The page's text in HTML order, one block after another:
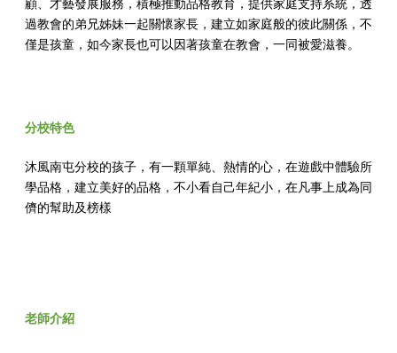
顧、才藝發展服務，積極推動品格教育，提供家庭支持系統，透
過教會的弟兄姊妹一起關懷家長，建立如家庭般的彼此關係，不
僅是孩童，如今家長也可以因著孩童在教會，一同被愛滋養。
分校特色
沐風南屯分校的孩子，有一顆單純、熱情的心，在遊戲中體驗所
學品格，建立美好的品格，不小看自己年紀小，在凡事上成為同
儕的幫助及榜樣
老師介紹